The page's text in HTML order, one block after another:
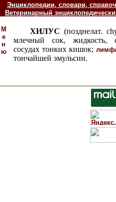
Энциклопедии, словари,
Ветеринарный
М
е
н
ю
ХИЛУС (позднелат.
млечный сок, жидкость,
сосудах тонких кишок;
тончайшей эмульсии.